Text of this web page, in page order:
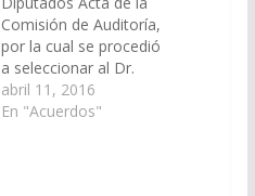
Comisión de Auditoría,
por la cual se procedió
a seleccionar al Dr.
Gustavo Adolfo
Ferraris, D.N.I. Nº
abril 11, 2016
En "Acuerdos"